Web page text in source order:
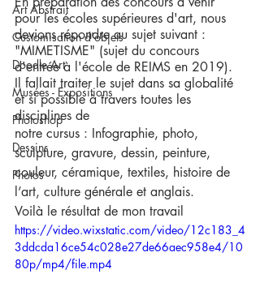
Art Abstrait
Customisation d'objets
Doodle Art
Musées - Expositions
Photoshop
Dessins
Photos
pour les écoles supérieures d'art, nous
devions répondre au sujet suivant :
"MIMETISME" (sujet du concours
d'entrée à l'école de REIMS en 2019).
Il fallait traiter le sujet dans sa globalité
et si possible à travers toutes les
disciplines de
notre cursus : Infographie, photo,
sculpture, gravure, dessin, peinture,
couleur, céramique, textiles, histoire de
l’art, culture générale et anglais.
Voilà le résultat de mon travail
https://video.wixstatic.com/video/12c183_4
3ddcda16ce54c028e27de66aec958e4/10
80p/mp4/file.mp4